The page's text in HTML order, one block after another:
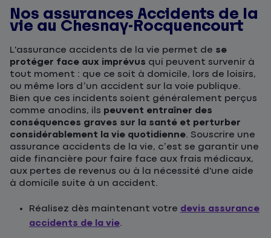
Nos assurances Accidents de la
vie au Chesnay-Rocquencourt
L'assurance accidents de la vie permet de se
protéger face aux imprévus qui peuvent survenir à
tout moment : que ce soit à domicile, lors de loisirs,
ou même lors d’un accident sur la voie publique.
Bien que ces incidents soient généralement perçus
comme anodins, ils peuvent entraîner des
conséquences graves sur la santé et perturber
considérablement la vie quotidienne. Souscrire une
assurance accidents de la vie, c’est se garantir une
aide financière pour faire face aux frais médicaux,
aux pertes de revenus ou à la nécessité d'une aide
à domicile suite à un accident.
Réalisez dès maintenant votre devis assurance
accidents de la vie.